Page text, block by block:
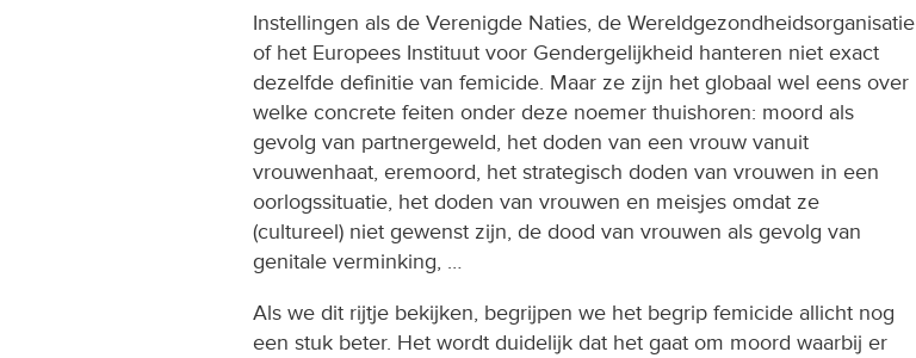
Instellingen als de Verenigde Naties, de Wereldgezondheidsorganisatie
of het Europees Instituut voor Gendergelijkheid hanteren niet exact
dezelfde definitie van femicide. Maar ze zijn het globaal wel eens over
welke concrete feiten onder deze noemer thuishoren: moord als
gevolg van partnergeweld, het doden van een vrouw vanuit
vrouwenhaat, eremoord, het strategisch doden van vrouwen in een
oorlogssituatie, het doden van vrouwen en meisjes omdat ze
(cultureel) niet gewenst zijn, de dood van vrouwen als gevolg van
genitale verminking, …
Als we dit rijtje bekijken, begrijpen we het begrip femicide allicht nog
een stuk beter. Het wordt duidelijk dat het gaat om moord waarbij er